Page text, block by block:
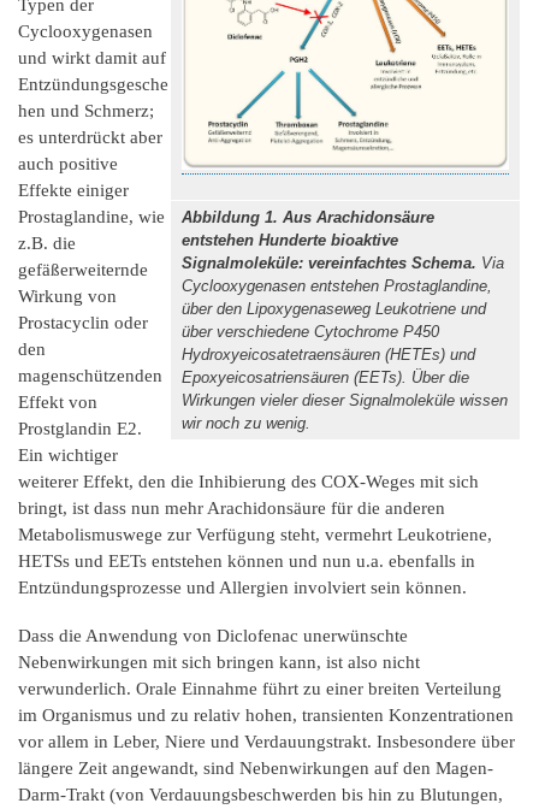
Abbildung 1. Aus Arachidonsäure
entstehen Hunderte bioaktive
Signalmoleküle: vereinfachtes Schema. Via
Cyclooxygenasen entstehen Prostaglandine,
über den Lipoxygenaseweg Leukotriene und
über verschiedene Cytochrome P450
Hydroxyeicosatetraensäuren (HETEs) und
Epoxyeicosatriensäuren (EETs). Über die
Wirkungen vieler dieser Signalmoleküle wissen
wir noch zu wenig.
Typen der
Cyclooxygenasen
und wirkt damit auf
Entzündungsgesche
hen und Schmerz;
es unterdrückt aber
auch positive
Effekte einiger
Prostaglandine, wie
z.B. die
gefäßerweiternde
Wirkung von
Prostacyclin oder
den
magenschützenden
Effekt von
Prostglandin E2.
Ein wichtiger
weiterer Effekt, den die Inhibierung des COX-Weges mit sich
bringt, ist dass nun mehr Arachidonsäure für die anderen
Metabolismuswege zur Verfügung steht, vermehrt Leukotriene,
HETSs und EETs entstehen können und nun u.a. ebenfalls in
Entzündungsprozesse und Allergien involviert sein können.
Dass die Anwendung von Diclofenac unerwünschte
Nebenwirkungen mit sich bringen kann, ist also nicht
verwunderlich. Orale Einnahme führt zu einer breiten Verteilung
im Organismus und zu relativ hohen, transienten Konzentrationen
vor allem in Leber, Niere und Verdauungstrakt. Insbesondere über
längere Zeit angewandt, sind Nebenwirkungen auf den Magen-
Darm-Trakt (von Verdauungsbeschwerden bis hin zu Blutungen,